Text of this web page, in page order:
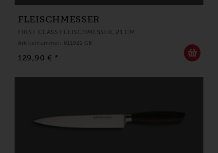
FLEISCHMESSER
FIRST CLASS FLEISCHMESSER, 21 CM
Artikelnummer: 811921 GB
129,90 € *